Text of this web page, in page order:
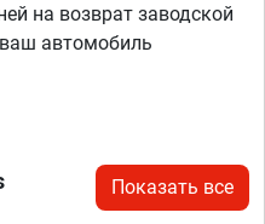
на возврат заводской
автомобиль
Показать все